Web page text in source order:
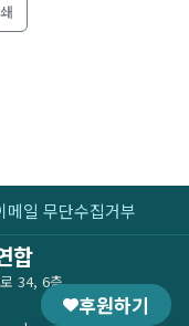
메일 무단수집거부
합
34, 6층
후원하기